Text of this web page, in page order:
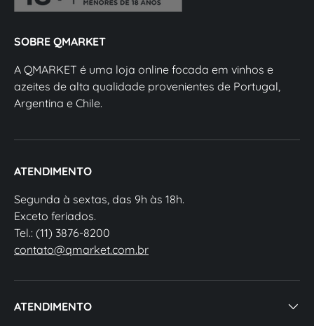
SOBRE QMARKET
A QMARKET é uma loja online focada em vinhos e
azeites de alta qualidade provenientes de Portugal,
Argentina e Chile.
ATENDIMENTO
Segunda à sextas, das 9h às 18h.
Exceto feriados.
Tel.: (11) 3876-8200
contato@qmarket.com.br
ATENDIMENTO